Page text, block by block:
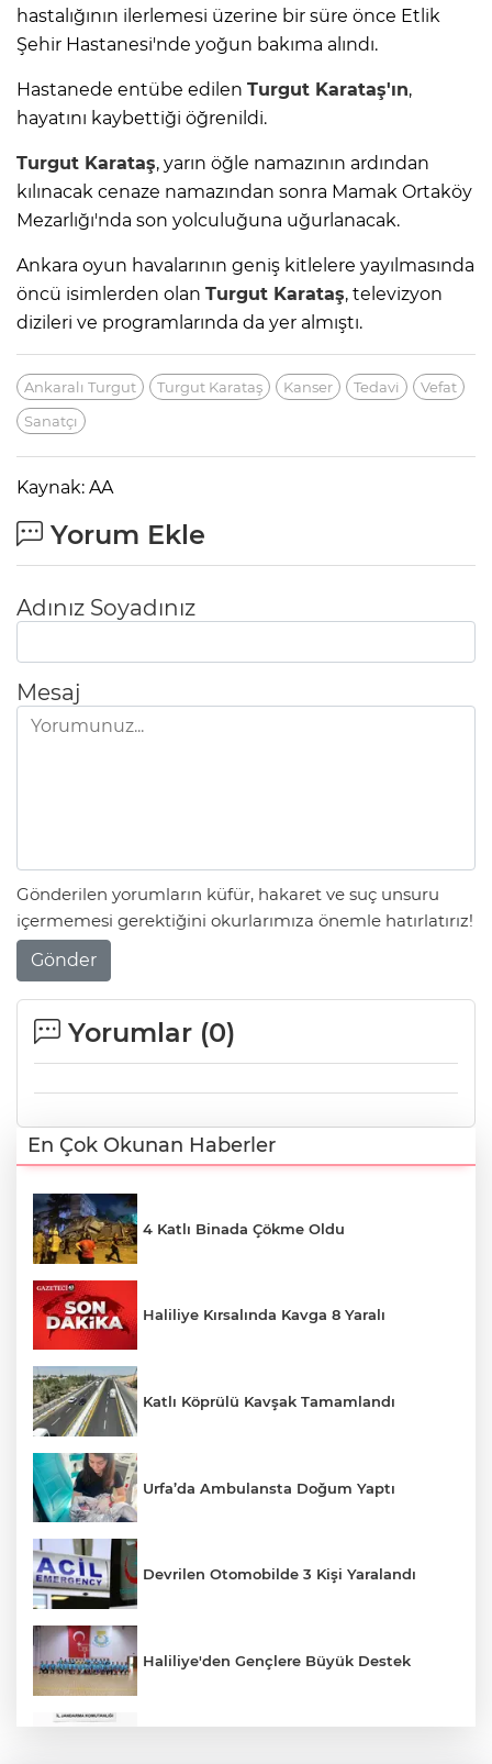
hastalığının ilerlemesi üzerine bir süre önce Etlik
Şehir Hastanesi'nde yoğun bakıma alındı.
Hastanede entübe edilen Turgut Karataş'ın,
hayatını kaybettiği öğrenildi.
Turgut Karataş, yarın öğle namazının ardından
kılınacak cenaze namazından sonra Mamak Ortaköy
Mezarlığı'nda son yolculuğuna uğurlanacak.
Ankara oyun havalarının geniş kitlelere yayılmasında
öncü isimlerden olan Turgut Karataş, televizyon
dizileri ve programlarında da yer almıştı.
Ankaralı Turgut Turgut Karataş Kanser Tedavi
Vefat
Sanatçı
Kaynak: AA
Yorum Ekle
Adınız Soyadınız
Mesaj
Gönderilen yorumların küfür, hakaret ve suç unsuru
içermemesi gerektiğini okurlarımıza önemle hatırlatırız!
Gönder
Yorumlar (0)
En Çok Okunan Haberler
4 Katlı Binada Çökme Oldu
Haliliye Kırsalında Kavga 8 Yaralı
Katlı Köprülü Kavşak Tamamlandı
Urfa’da Ambulansta Doğum Yaptı
Devrilen Otomobilde 3 Kişi Yaralandı
Haliliye'den Gençlere Büyük Destek